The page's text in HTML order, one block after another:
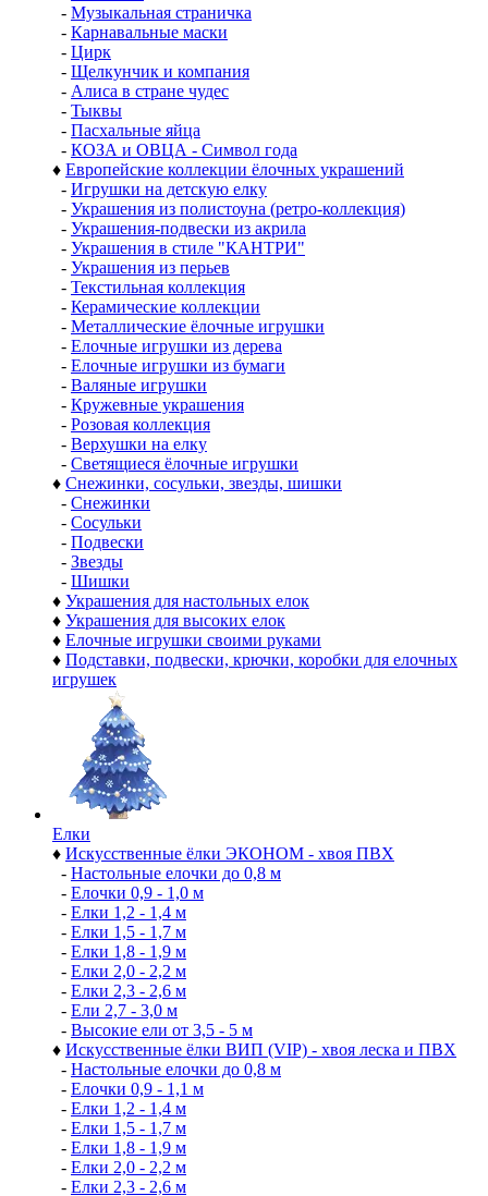
- Музыкальная страничка
- Карнавальные маски
- Цирк
- Щелкунчик и компания
- Алиса в стране чудес
- Тыквы
- Пасхальные яйца
- КОЗА и ОВЦА - Символ года
♦ Европейские коллекции ёлочных украшений
- Игрушки на детскую елку
- Украшения из полистоуна (ретро-коллекция)
- Украшения-подвески из акрила
- Украшения в стиле "КАНТРИ"
- Украшения из перьев
- Текстильная коллекция
- Керамические коллекции
- Металлические ёлочные игрушки
- Елочные игрушки из дерева
- Елочные игрушки из бумаги
- Валяные игрушки
- Кружевные украшения
- Розовая коллекция
- Верхушки на елку
- Светящиеся ёлочные игрушки
♦ Снежинки, сосульки, звезды, шишки
- Снежинки
- Сосульки
- Подвески
- Звезды
- Шишки
♦ Украшения для настольных елок
♦ Украшения для высоких елок
♦ Елочные игрушки своими руками
♦ Подставки, подвески, крючки, коробки для елочных
игрушек
Елки
♦ Искусственные ёлки ЭКОНОМ - хвоя ПВХ
- Настольные елочки до 0,8 м
- Елочки 0,9 - 1,0 м
- Елки 1,2 - 1,4 м
- Елки 1,5 - 1,7 м
- Елки 1,8 - 1,9 м
- Елки 2,0 - 2,2 м
- Елки 2,3 - 2,6 м
- Ели 2,7 - 3,0 м
- Высокие ели от 3,5 - 5 м
♦ Искусственные ёлки ВИП (VIP) - хвоя леска и ПВХ
- Настольные елочки до 0,8 м
- Елочки 0,9 - 1,1 м
- Елки 1,2 - 1,4 м
- Елки 1,5 - 1,7 м
- Елки 1,8 - 1,9 м
- Елки 2,0 - 2,2 м
- Елки 2,3 - 2,6 м